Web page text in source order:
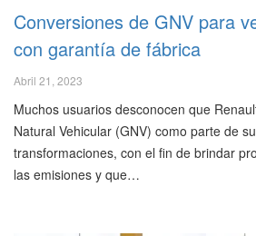
Conversiones de GNV para
con garantía de fábrica
Abril 21, 2023
Muchos usuarios desconocen que
Natural Vehicular (GNV) como parte de
transformaciones, con el fin de brindar
las emisiones y que…